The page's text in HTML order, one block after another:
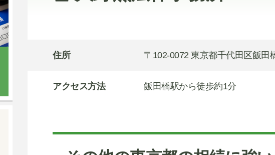
住所 〒102-0072 東京都千代田区飯田
アクセス方法 飯田橋駅から徒歩約1分